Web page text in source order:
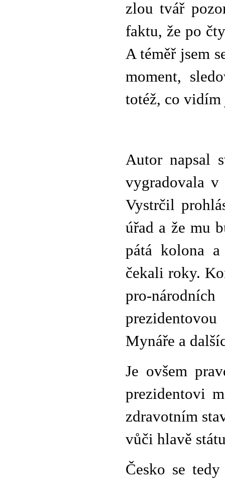
zlou tvář
faktu, že po
A téměř jsem
moment,
totéž, co vidím
Autor napsal
vygradovala v
Vystrčil
úřad a že mu
pátá kolona
čekali roky.
pro-
Mynáře a
Je ovšem
prezidentovi
zdravotním
vůči hlavě
Česko se